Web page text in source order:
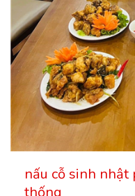
nấu cỗ sinh nhật
thống